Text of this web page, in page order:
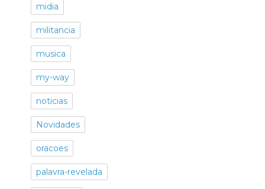
midia
militancia
musica
my-way
noticias
Novidades
oracoes
palavra-revelada